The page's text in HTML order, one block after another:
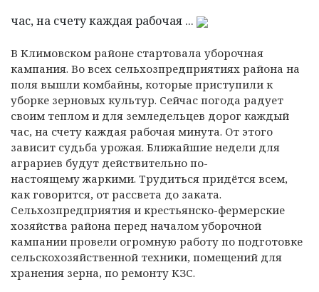
час, на счету каждая рабочая ...
В Климовском районе стартовала уборочная
кампания. Во всех сельхозпредприятиях района на
поля вышли комбайны, которые приступили к
уборке зерновых культур. Сейчас погода радует
своим теплом и для земледельцев дорог каждый
час, на счету каждая рабочая минута. От этого
зависит судьба урожая. Ближайшие недели для
аграриев будут действительно по-
настоящему жаркими. Трудиться придётся всем,
как говорится, от рассвета до заката.
Сельхозпредприятия и крестьянско-фермерские
хозяйства района перед началом уборочной
кампании провели огромную работу по подготовке
сельскохозяйственной техники, помещений для
хранения зерна, по ремонту КЗС.